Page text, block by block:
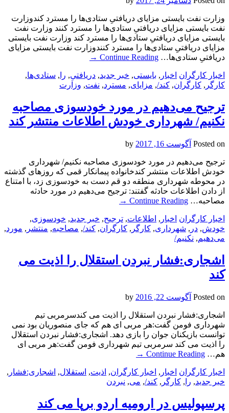
وزارت نفت بایستی مزایای دریافتیِ ستادی‌ها را مسترد کندوزارت
نفت بایستی مزایای دریافتیِ ستادی‌ها را مسترد کنند وزارت نفت
بایستی مزایای دریافتیِ ستادی‌ها را مسترد کند وزارت نفت بایستی
مزایای دریافتیِ ستادی‌ها را مسترد کنندوزارت نفت بایستی مزایای
دریافتیِ ستادی‌ها… Continue Reading
→
اخبار کارگران اخبار , بایستی, خبر جدید, دریافتیِ, را , ستادی‌ها,
کارگر , کارگران, کند/, مزایای, مسترد, نفت, وزارت
ترجیح می‌دهیم در مورد خودسوزی مصاحبه
نکنیم/ شهرداری خودش اطلاعات منتشر کند
Posted on آگوست 16, 2017
ترجیح می‌دهیم در مورد خودسوزی مصاحبه نکنیم/ شهرداری
خودش اطلاعات منتشر کندخانواده پیمانکار قمی که روزهای گذشته
در محوطه شهرداری منطقه دو قم دست به خودسوزی زد، با امتناع
از دادن اطلاعات حادثه گفتند: ترجیح می‌دهیم در مورد حادثه
مصاحبه… Continue Reading
→
اخبار کارگران اخبار , اطلاعات, ترجیح, خبر جدید, خودسوزی,
خودش, در , شهرداری, کارگر , کارگران, کند/, مصاحبه, منتشر , مورد,
می‌دهیم, نکنیم/
اشجاری:فشار نبردن استقلال را اذیت می
کند
Posted on آگوست 22, 2016
اشجاری:فشار نبردن استقلال را اذیت می کندسرمربی تیم
شهرداری فومن گفت:هر مربی ای هم که جای منصوریان بود نمی
توانست بازیکنان جوان را بازی دهد. اشجاری:فشار نبردن استقلال
را اذیت می کند سرمربی تیم شهرداری فومن گفت:هر مربی ای
هم… Continue Reading
→
اخبار کارگران اخبار , اخبار کارگران, اذیت, استقلال, اشجاری:فشار ,
خبر جدید, را , کارگر , کند/, می, نبردن
پرسپولیس در ارومیه اردو برپا می کند